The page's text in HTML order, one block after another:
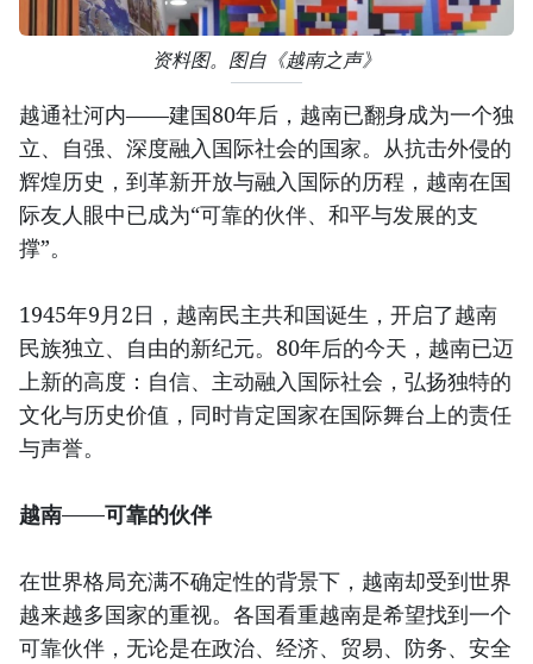
资料图。图自《越南之声》
越通社河内——建国80年后，越南已翻身成为一个独
立、自强、深度融入国际社会的国家。从抗击外侵的
辉煌历史，到革新开放与融入国际的历程，越南在国
际友人眼中已成为“可靠的伙伴、和平与发展的支
撑”。
1945年9月2日，越南民主共和国诞生，开启了越南
民族独立、自由的新纪元。80年后的今天，越南已迈
上新的高度：自信、主动融入国际社会，弘扬独特的
文化与历史价值，同时肯定国家在国际舞台上的责任
与声誉。
越南——可靠的伙伴
在世界格局充满不确定性的背景下，越南却受到世界
越来越多国家的重视。各国看重越南是希望找到一个
可靠伙伴，无论是在政治、经济、贸易、防务、安全